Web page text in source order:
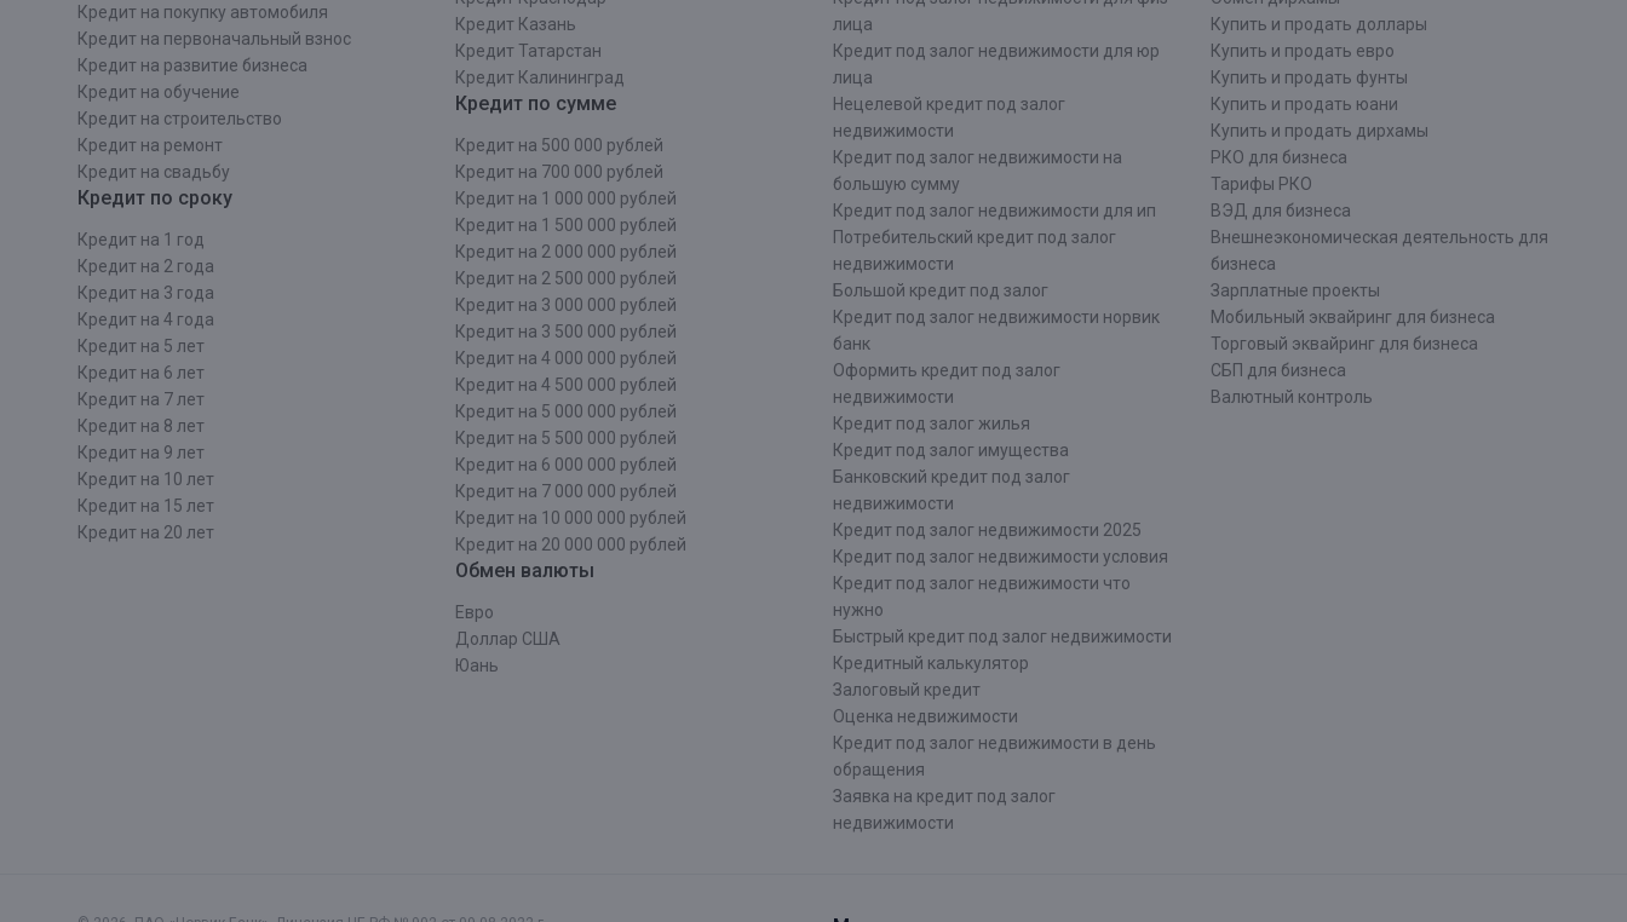
Кредит на покупку автомобиля
Кредит на первоначальный взнос
Кредит на развитие бизнеса
Кредит на обучение
Кредит на строительcтво
Кредит на ремонт
Кредит на свадьбу
Кредит по сроку
Кредит на 1 год
Кредит на 2 года
Кредит на 3 года
Кредит на 4 года
Кредит на 5 лет
Кредит на 6 лет
Кредит на 7 лет
Кредит на 8 лет
Кредит на 9 лет
Кредит на 10 лет
Кредит на 15 лет
Кредит на 20 лет
Кредит Казань
Кредит Татарстан
Кредит Калининград
Кредит по сумме
Кредит на 500 000 рублей
Кредит на 700 000 рублей
Кредит на 1 000 000 рублей
Кредит на 1 500 000 рублей
Кредит на 2 000 000 рублей
Кредит на 2 500 000 рублей
Кредит на 3 000 000 рублей
Кредит на 3 500 000 рублей
Кредит на 4 000 000 рублей
Кредит на 4 500 000 рублей
Кредит на 5 000 000 рублей
Кредит на 5 500 000 рублей
Кредит на 6 000 000 рублей
Кредит на 7 000 000 рублей
Кредит на 10 000 000 рублей
Кредит на 20 000 000 рублей
Обмен валюты
Евро
Доллар США
Юань
лица
Кредит под залог недвижимости для юр
лица
Нецелевой кредит под залог
недвижимости
Кредит под залог недвижимости на
большую сумму
Кредит под залог недвижимости для ип
Потребительский кредит под залог
недвижимости
Большой кредит под залог
Кредит под залог недвижимости норвик
банк
Оформить кредит под залог
недвижимости
Кредит под залог жилья
Кредит под залог имущества
Банковский кредит под залог
недвижимости
Кредит под залог недвижимости 2025
Кредит под залог недвижимости условия
Кредит под залог недвижимости что
нужно
Быстрый кредит под залог недвижимости
Кредитный калькулятор
Залоговый кредит
Оценка недвижимости
Кредит под залог недвижимости в день
обращения
Заявка на кредит под залог
недвижимости
Купить и продать доллары
Купить и продать евро
Купить и продать фунты
Купить и продать юани
Купить и продать дирхамы
РКО для бизнеса
Тарифы РКО
ВЭД для бизнеса
Внешнеэкономическая деятельность для
бизнеса
Зарплатные проекты
Мобильный эквайринг для бизнеса
Торговый эквайринг для бизнеса
СБП для бизнеса
Валютный контроль